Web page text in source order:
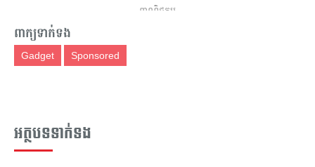
ពាណិជ្ជកម្ម
ពាក្យទាក់ទង
Gadget Sponsored
អត្ថបទទាក់ទង